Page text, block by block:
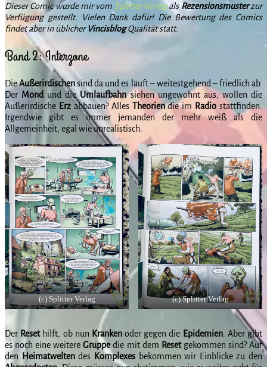
Dieser Comic wurde mir vom Splitter VerlagalsRezensionsmusterzur
Verfügung gestellt. Vielen Dank dafür! Die Bewertung des Comics
findet aber in üblicherVincisblogQualität statt.
Band 2: Interzone
DieAußerirdischensind da und es läuft – weitestgehend – friedlich ab.
Der Mondund dieUmlaufbahnsiehen ungewohnt aus, wollen die
Außerirdische Erzabbauen? Alles Theoriendie im Radio stattfinden.
Irgendwie gibt es immer jemanden der mehr weiß als die
Allgemeinheit, egal wie unrealistisch.
(c) Splitter Verlag (c) Splitter Verlag
Der Resethilft, ob nun Krankenoder gegen die Epidemien. Aber gibt
es noch eine weitereGruppedie mit dem Resetgekommen sind? Auf
den Heimatweltendes Komplexesbekommen wir Einblicke zu den